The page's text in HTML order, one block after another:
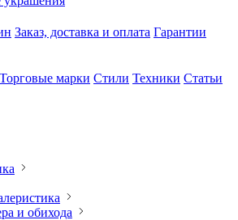
Заказ, доставка и оплата Гарантии
Торговые марки Стили Техники Статьи
и обихода